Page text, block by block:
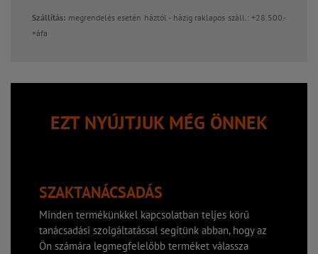
Szállítás: megrendelés esetén háztól - házig raklapos száll.: +28.500.-
+áfa
EZT NYÚJTJUK MÉG ÖNNEK
SZAKTANÁCSADÁS
Minden termékünkkel kapcsolatban teljes körű
tanácsadási szolgáltatással segítünk abban, hogy az
Ön számára legmegfelelőbb terméket válassza